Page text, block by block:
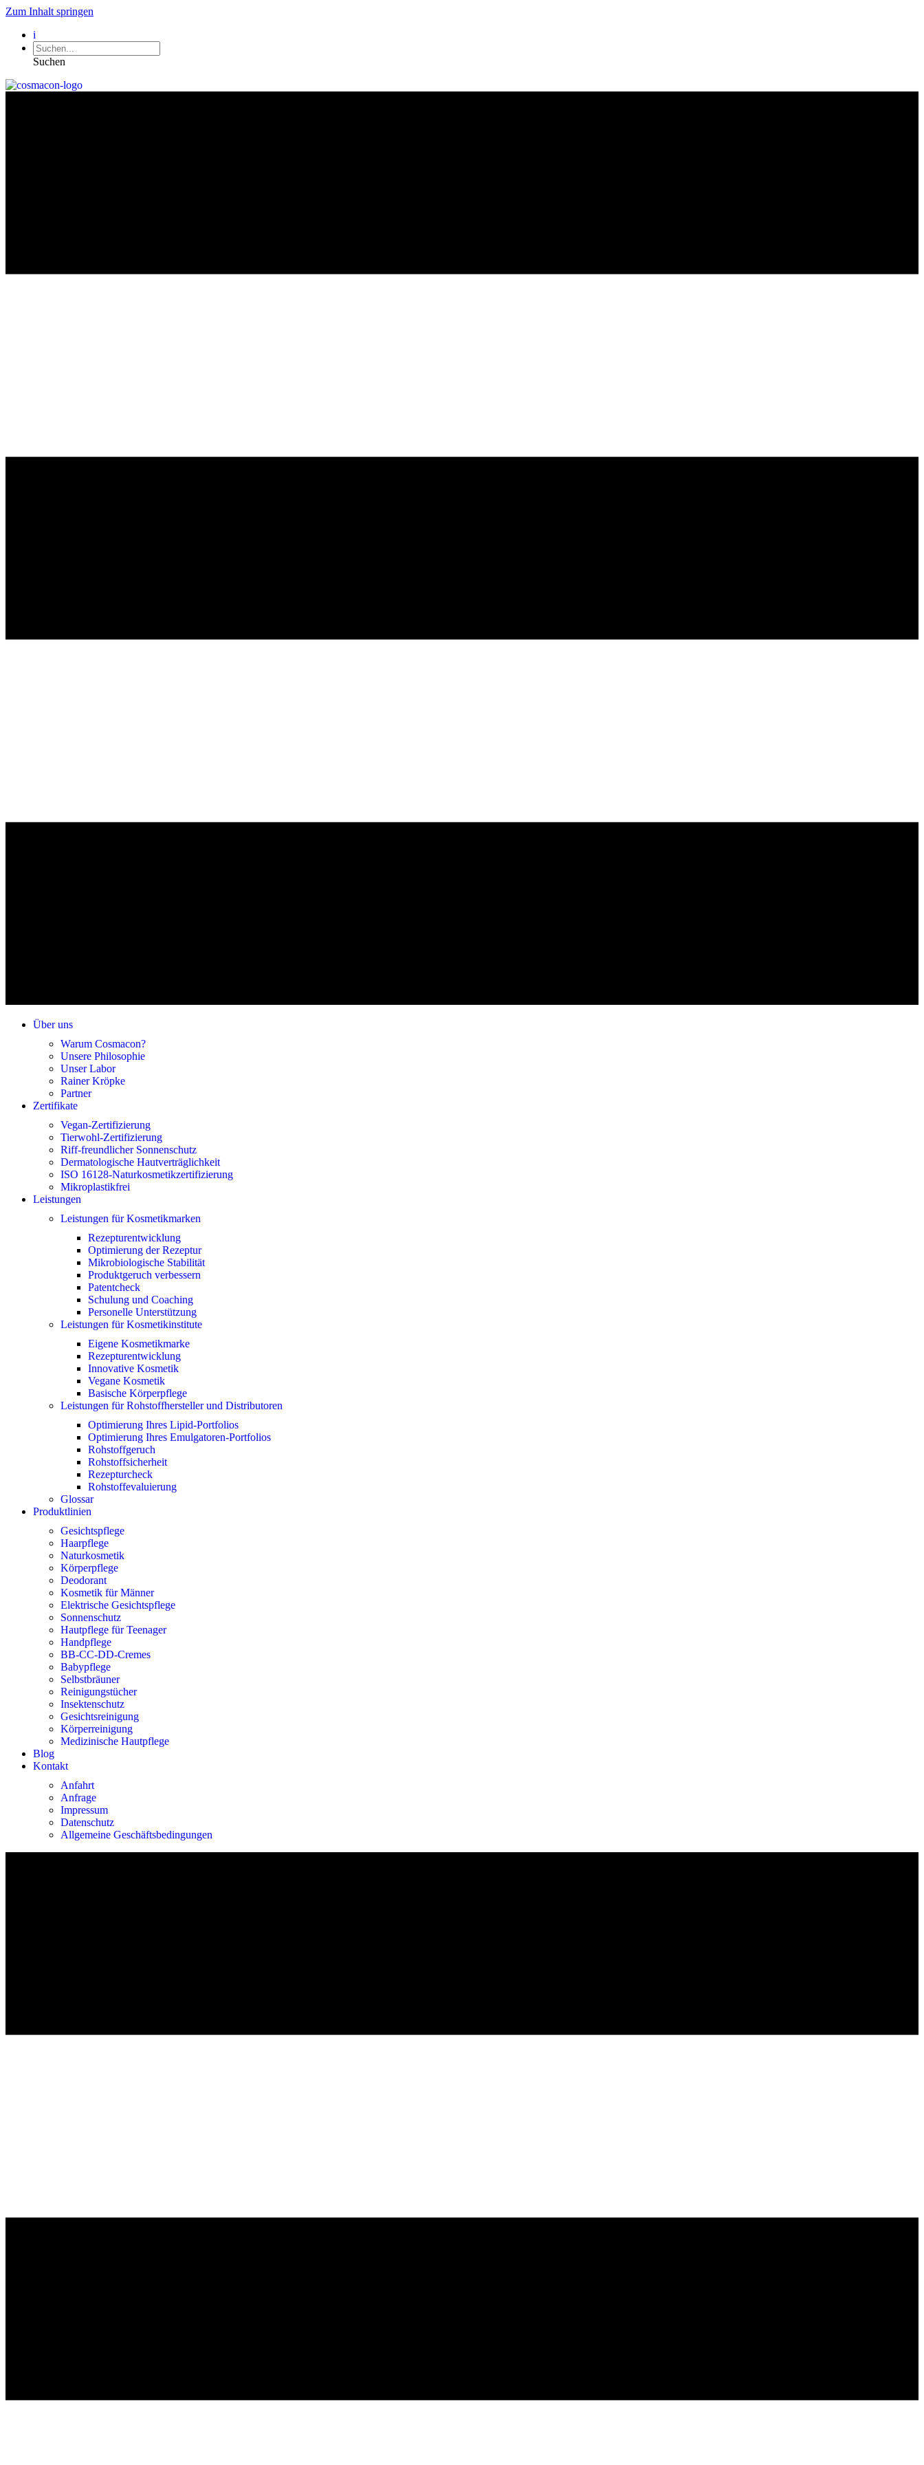
Zum Inhalt springen
i
Suchen
Über uns
Warum Cosmacon?
Unsere Philosophie
Unser Labor
Rainer Kröpke
Partner
Zertifikate
Vegan-Zertifizierung
Tierwohl-Zertifizierung
Riff-freundlicher Sonnenschutz
Dermatologische Hautverträglichkeit
ISO 16128-Naturkosmetikzertifizierung
Mikroplastikfrei
Leistungen
Leistungen für Kosmetikmarken
Rezepturentwicklung
Optimierung der Rezeptur
Mikrobiologische Stabilität
Produktgeruch verbessern
Patentcheck
Schulung und Coaching
Personelle Unterstützung
Leistungen für Kosmetikinstitute
Eigene Kosmetikmarke
Rezepturentwicklung
Innovative Kosmetik
Vegane Kosmetik
Basische Körperpflege
Leistungen für Rohstoffhersteller und Distributoren
Optimierung Ihres Lipid-Portfolios
Optimierung Ihres Emulgatoren-Portfolios
Rohstoffgeruch
Rohstoffsicherheit
Rezepturcheck
Rohstoffevaluierung
Glossar
Produktlinien
Gesichtspflege
Haarpflege
Naturkosmetik
Körperpflege
Deodorant
Kosmetik für Männer
Elektrische Gesichtspflege
Sonnenschutz
Hautpflege für Teenager
Handpflege
BB-CC-DD-Cremes
Babypflege
Selbstbräuner
Reinigungstücher
Insektenschutz
Gesichtsreinigung
Körperreinigung
Medizinische Hautpflege
Blog
Kontakt
Anfahrt
Anfrage
Impressum
Datenschutz
Allgemeine Geschäftsbedingungen